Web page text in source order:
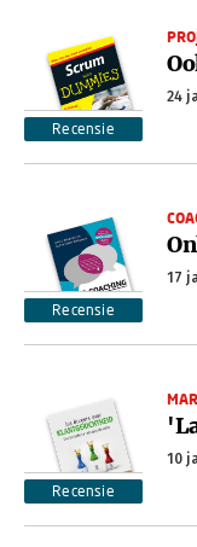
Recensie
24
Recensie
17
Recensie
10